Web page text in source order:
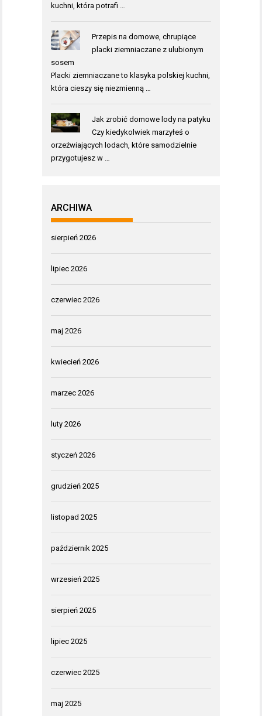
kuchni, która potrafi …
Przepis na domowe, chrupiące
placki ziemniaczane z ulubionym
sosem
Placki ziemniaczane to klasyka polskiej kuchni,
która cieszy się niezmienną …
Jak zrobić domowe lody na patyku
Czy kiedykolwiek marzyłeś o
orzeźwiających lodach, które samodzielnie
przygotujesz w …
ARCHIWA
sierpień 2026
lipiec 2026
czerwiec 2026
maj 2026
kwiecień 2026
marzec 2026
luty 2026
styczeń 2026
grudzień 2025
listopad 2025
październik 2025
wrzesień 2025
sierpień 2025
lipiec 2025
czerwiec 2025
maj 2025